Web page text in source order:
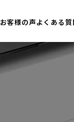
お客様の声よくある